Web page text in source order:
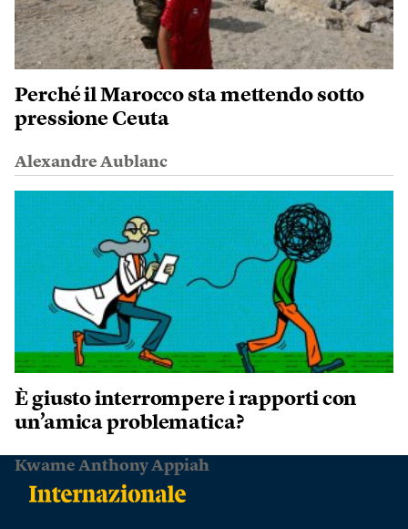
Perché il Marocco sta mettendo sotto
pressione Ceuta
Alexandre Aublanc
È giusto interrompere i rapporti con
un’amica problematica?
Kwame Anthony Appiah